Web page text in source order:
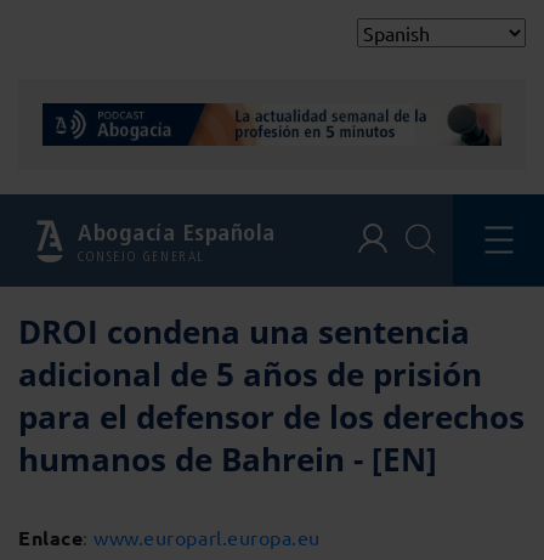
Abogacía Española
CONSEJO GENERAL
DROI condena una sentencia
adicional de 5 años de prisión
para el defensor de los derechos
humanos de Bahrein - [EN]
Enlace:www.europarl.europa.eu